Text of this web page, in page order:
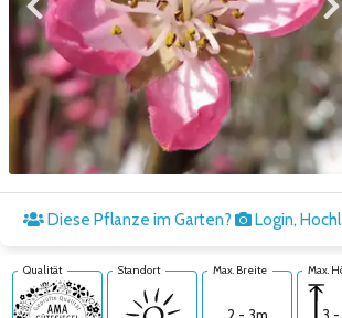
Zum vorigen Bild
Diese Pflanze im Garten? Login,
Qualität Standort Max. Breite Max.